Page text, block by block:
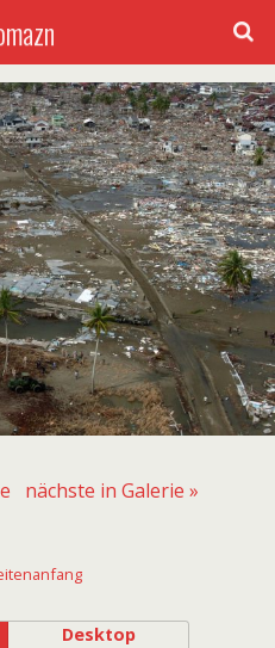
nächste in Galerie »
Desktop